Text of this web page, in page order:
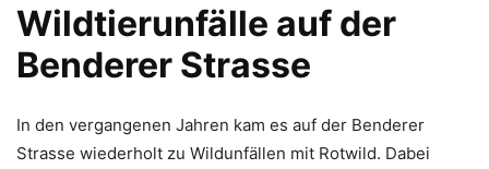
Wildtierunfälle auf der
Benderer Strasse
In den vergangenen Jahren kam es auf der Benderer
Strasse wiederholt zu Wildunfällen mit Rotwild. Dabei